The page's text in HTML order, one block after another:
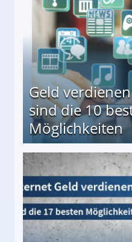
Geld
sind die 10
Möglichkeiten
besten Möglichkeiten